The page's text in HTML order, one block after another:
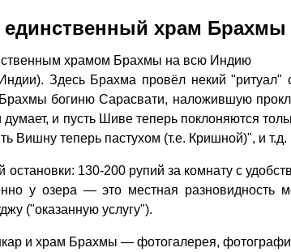
храм Брахмы
храмом Брахмы на всю Индию
Здесь Брахма провёл некий "ритуал"
богиню Сарасвати, наложившую
и пусть Шиве теперь поклоняются
Вишну теперь пастухом (т.е. Кришной)", и т.д.
остановки: 130-200 рупий за комнату с
у озера — это местная разновидность
("оказанную услугу").
и храм Брахмы — фотогалерея,